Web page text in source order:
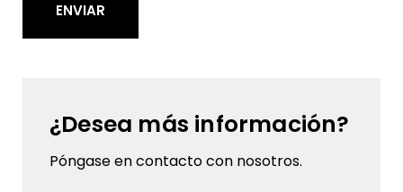
ENVIAR
¿Desea más información?
Póngase en contacto con nosotros.